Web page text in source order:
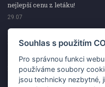
nejlepší cenu z letáku!
29.07
Prokop pro Vás vybírá z
nejlepší cenu z letáku!
Kup špekáčky od Váhaly a
29.07
Souhlas s použitím
Pro správnou funkci
používáme soubory
jsou technicky nezbytné,